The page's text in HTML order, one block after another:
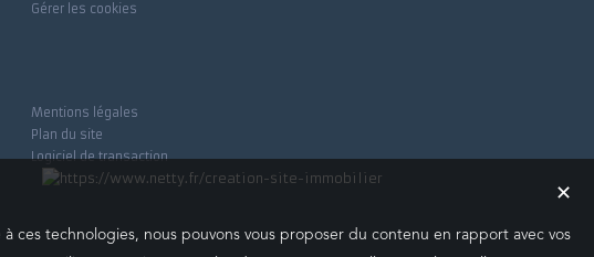
Gérer les cookies
Mentions légales
Plan du site
Logiciel de transaction
✕
ces technologies, nous pouvons vous proposer du contenu en rapport avec vos